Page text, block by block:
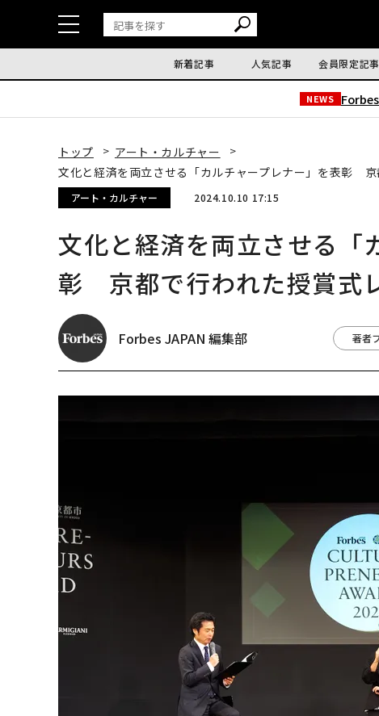
新着記事 人気記事 会員限定記事
NEWS
トップ
アート・カルチャー
文化と経済を両立させる「カルチャープレナー」を表彰
アート・カルチャー 2024.10.10 17:15
文化と経済を両立させる「
彰 京都で行われた授賞式
Forbes JAPAN 編集部 著者